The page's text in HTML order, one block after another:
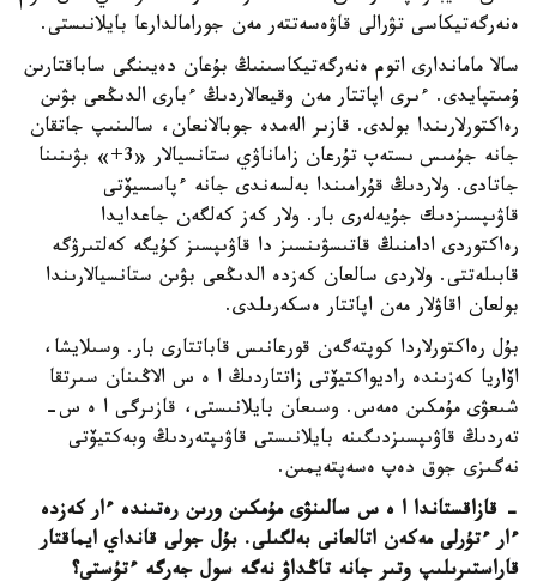
ەنەرگەتيكاسى تۋرالى قاۋەسەتتەر مەن جورامالدارعا بايلانىستى.
سالا ماماندارى اتوم ەنەرگەتيكاسىنىڭ بۇعان دەيىنگى ساباقتارىن
ۇمىتپايدى. ءىرى اپاتتار مەن وقيعالاردىڭ ءبارى الدىڭعى بۋىن
رەاكتورلارىندا بولدى. قازىر الەمدە جوبالانعان، سالىنىپ جاتقان
جانە جۇمىس ىستەپ تۇرعان زاماناۋي ستانسيالار «3+» بۋىنىنا
جاتادى. ولاردىڭ قۇرامىندا بەلسەندى جانە ءپاسسيۆتى
قاۋىپسىزدىك جۇيەلەرى بار. ولار كەز كەلگەن جاعدايدا
رەاكتوردى ادامنىڭ قاتىسۋىنسىز دا قاۋىپسىز كۇيگە كەلتىرۋگە
قابىلەتتى. ولاردى سالعان كەزدە الدىڭعى بۋىن ستانسيالارىندا
بولعان اقاۋلار مەن اپاتتار ەسكەرىلدى.
بۇل رەاكتورلاردا كوپتەگەن قورعانىس قاباتتارى بار. وسىلايشا،
اۆاريا كەزىندە راديواكتيۆتى زاتتاردىڭ ا ە س الاڭىنان سىرتقا
شىعۋى مۇمكىن ەمەس. وسىعان بايلانىستى، قازىرگى ا ە س-
تەردىڭ قاۋىپسىزدىگىنە بايلانىستى قاۋىپتەردىڭ وبەكتيۆتى
نەگىزى جوق دەپ ەسەپتەيمىن.
- قازاقستاندا ا ە س سالىنۋى مۇمكىن ورىن رەتىندە ءار كەزدە
ءار ءتۇرلى مەكەن اتالعانى بەلگىلى. بۇل جولى قانداي ايماقتار
قاراستىرىلىپ وتىر جانە تاڭداۋ نەگە سول جەرگە ءتۇستى؟